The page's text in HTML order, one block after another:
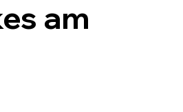
am